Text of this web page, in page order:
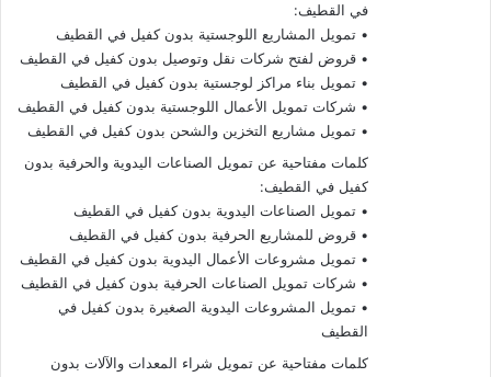
في القطيف:
• تمويل المشاريع اللوجستية بدون كفيل في القطيف
• قروض لفتح شركات نقل وتوصيل بدون كفيل في القطيف
• تمويل بناء مراكز لوجستية بدون كفيل في القطيف
• شركات تمويل الأعمال اللوجستية بدون كفيل في القطيف
• تمويل مشاريع التخزين والشحن بدون كفيل في القطيف
كلمات مفتاحية عن تمويل الصناعات اليدوية والحرفية بدون
كفيل في القطيف:
• تمويل الصناعات اليدوية بدون كفيل في القطيف
• قروض للمشاريع الحرفية بدون كفيل في القطيف
• تمويل مشروعات الأعمال اليدوية بدون كفيل في القطيف
• شركات تمويل الصناعات الحرفية بدون كفيل في القطيف
• تمويل المشروعات اليدوية الصغيرة بدون كفيل في
القطيف
كلمات مفتاحية عن تمويل شراء المعدات والآلات بدون